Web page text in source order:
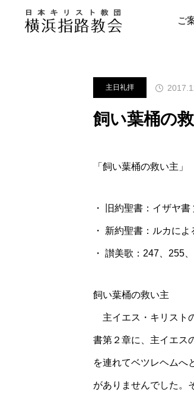
ご
牧
キ
主
主日礼拝
飼い葉桶の
「飼い葉桶の救い主
・ 旧約聖書：イザヤ書
・ 新約聖書：ルカに
・ 讃美歌：247、255
飼い葉桶の救い主
主イエス・キリスト
書第２章に、主イエス
を連れてベツレヘムへ
がありませんでした。